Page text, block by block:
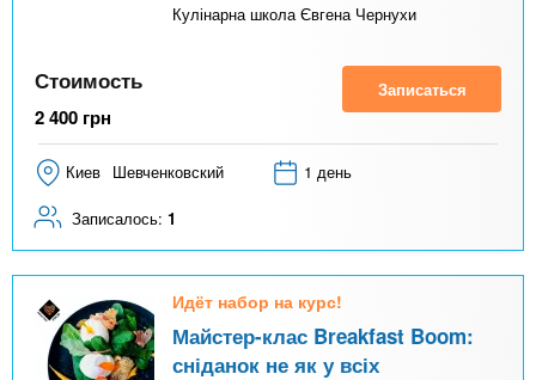
Кулінарна школа Євгена Чернухи
Стоимость
2 400 грн
Записаться
Киев Шевченковский 1 день
Записалось: 1
Идёт набор на курс!
Майстер-клас Breakfast Boom:
сніданок не як у всіх